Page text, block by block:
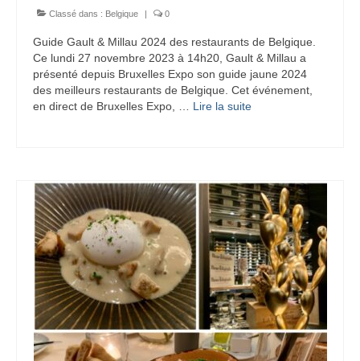
Classé dans : Belgique 0
Guide Gault & Millau 2024 des restaurants de Belgique.
Ce lundi 27 novembre 2023 à 14h20, Gault & Millau a
présenté depuis Bruxelles Expo son guide jaune 2024
des meilleurs restaurants de Belgique. Cet événement,
en direct de Bruxelles Expo, … Lire la suite­­